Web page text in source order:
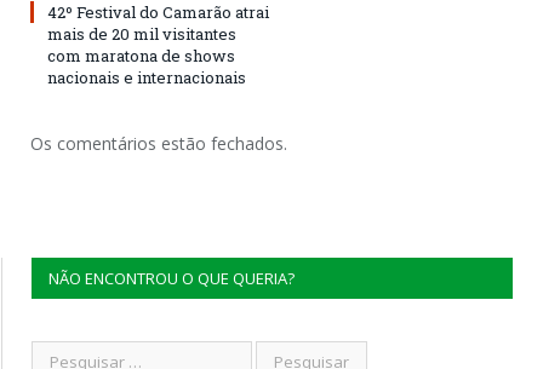
42º Festival do Camarão atrai
mais de 20 mil visitantes
com maratona de shows
nacionais e internacionais
Os comentários estão fechados.
NÃO ENCONTROU O QUE QUERIA?